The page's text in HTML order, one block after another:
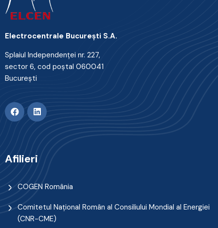
Electrocentrale Bucureşti S.A.
Splaiul Independenţei nr. 227,
sector 6, cod poştal 060041
Bucureşti
Afilieri
COGEN România
Comitetul Naţional Român al Consiliului Mondial al Energiei
(CNR-CME)